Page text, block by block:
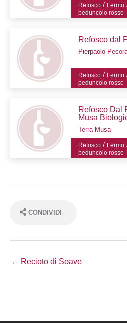
Refosco / Fermo
peduncolo rosso
Refosco dal
Pierpaolo
Refosco / Fermo
peduncolo rosso
Refosco Dal
Musa
Terra Musa
Refosco / Fermo
peduncolo rosso
CONDIVIDI
← Recioto di Soave